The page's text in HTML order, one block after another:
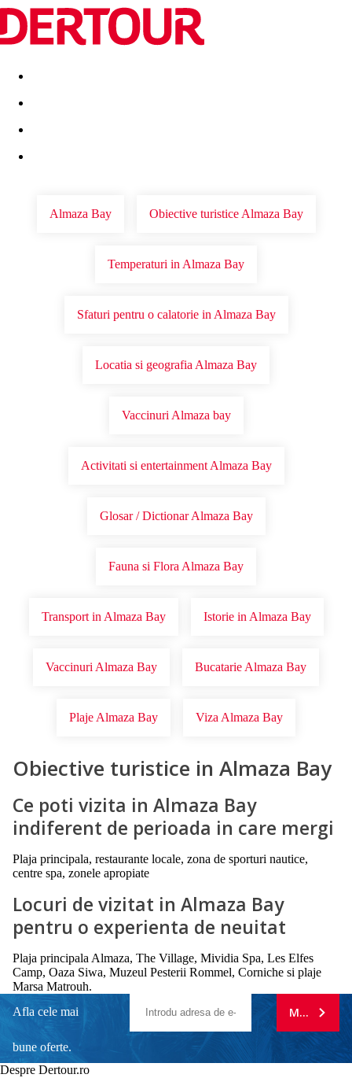
Destinatii Vacanta perfecta OFERTE DE NERATAT
Almaza Bay Obiective turistice Almaza Bay
Temperaturi in Almaza Bay
Sfaturi pentru o calatorie in Almaza Bay
Locatia si geografia Almaza Bay
Vaccinuri Almaza bay
Activitati si entertainment Almaza Bay
Glosar / Dictionar Almaza Bay
Fauna si Flora Almaza Bay
Transport in Almaza Bay Istorie in Almaza Bay
Vaccinuri Almaza Bay Bucatarie Almaza Bay
Plaje Almaza Bay Viza Almaza Bay
Obiective turistice in Almaza Bay
Ce poti vizita in Almaza Bay
indiferent de perioada in care mergi
Plaja principala, restaurante locale, zona de sporturi nautice,
centre spa, zonele apropiate
Locuri de vizitat in Almaza Bay
pentru o experienta de neuitat
Plaja principala Almaza, The Village, Mividia Spa, Les Elfes
Camp, Oaza Siwa, Muzeul Pesterii Rommel, Corniche si plaje
Marsa Matrouh.
Afla cele mai
bune oferte.
MA
Despre Dertour.ro